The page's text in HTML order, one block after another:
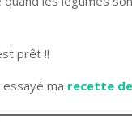
prêt !!
ma recette